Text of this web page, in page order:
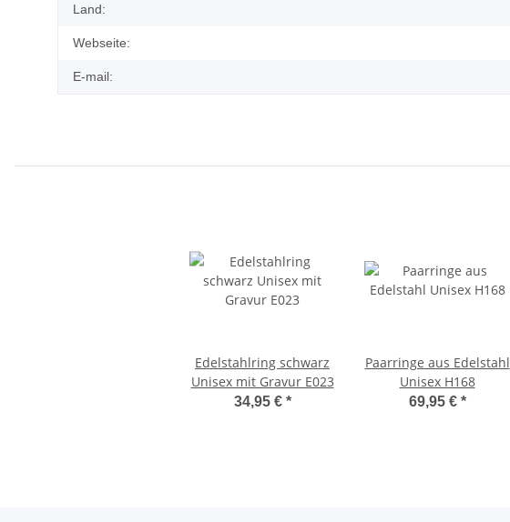
Land:
Webseite:
E-mail:
Edelstahlring schwarz
Unisex mit Gravur E023
34,95 € *
Paarringe aus Edelstahl
Unisex H168
69,95 € *